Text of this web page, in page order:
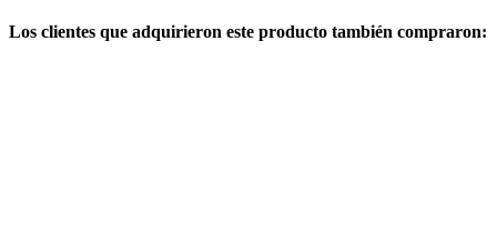
Los clientes que adquirieron este producto también compraron: